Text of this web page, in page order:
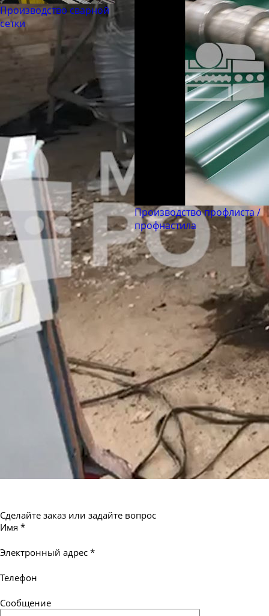
Труба бесшовная 194
Труба бесшовная 203
Труба бесшовная 219
Труба бесшовная 245
Труба бесшовная 273
Труба бесшовная 299
Труба бесшовная 330
Труба бесшовная 351
Труба бесшовная 377
Труба бесшовная 402
Труба бесшовная 426
Труба бесшовная 450
Труба бесшовная 480
Труба бесшовная 530
Труба бесшовная 550
Производство сварной
сетки
Производство профлиста /
профнастила
Сделайте заказ или задайте вопрос
Имя *
Электронный адрес *
Телефон
Сообщение